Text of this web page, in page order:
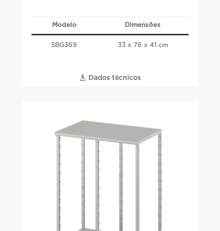
Modelo Dimensões
SBG369 33 x 76 x 41 cm
Dados técnicos